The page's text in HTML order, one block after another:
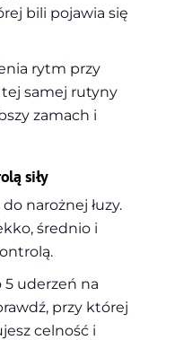
bili pojawia się
rytm przy
samej rutyny
zamach i
siły
narożnej łuzy.
średnio i
uderzeń na
przy której
celność i